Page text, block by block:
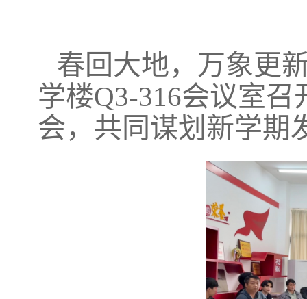
春回大地，万象更
学楼Q3-316会议室
会，共同谋划新学期